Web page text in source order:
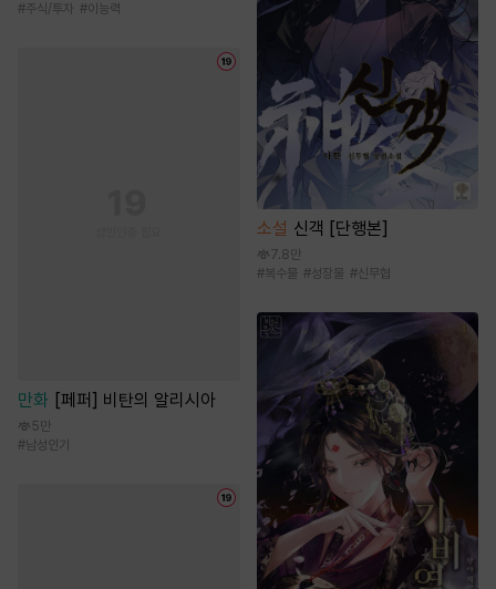
#주식/투자 #이능력
만화 [페퍼] 비탄의 알리시아
5만
#남성인기
소설 신객 [단행본]
7.8만
#복수물 #성장물 #신무협